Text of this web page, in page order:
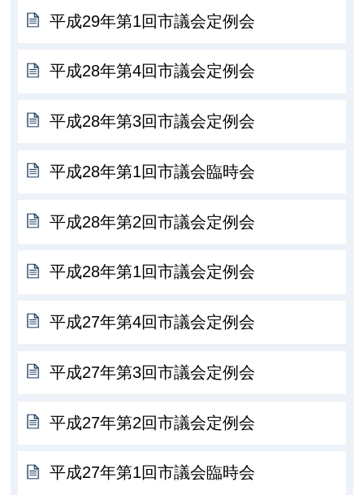
平成29年第1回市議会定例会
平成28年第4回市議会定例会
平成28年第3回市議会定例会
平成28年第1回市議会臨時会
平成28年第2回市議会定例会
平成28年第1回市議会定例会
平成27年第4回市議会定例会
平成27年第3回市議会定例会
平成27年第2回市議会定例会
平成27年第1回市議会臨時会